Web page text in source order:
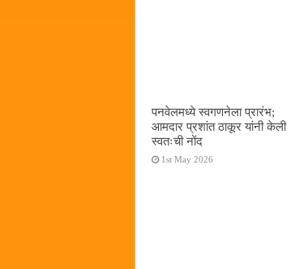
पनवेलमध्ये स्वगणनेला प्रारंभ;
आमदार प्रशांत ठाकूर यांनी केली
स्वतःची नोंद
1st May 2026